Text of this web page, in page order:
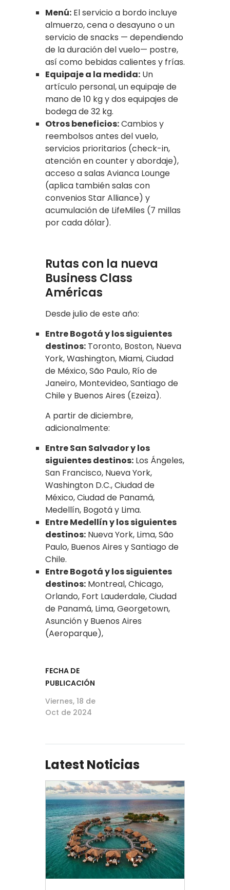
Menú: El servicio a bordo incluye
almuerzo, cena o desayuno o un
servicio de snacks — dependiendo
de la duración del vuelo— postre,
así como bebidas calientes y frías.
Equipaje a la medida: Un
artículo personal, un equipaje de
mano de 10 kg y dos equipajes de
bodega de 32 kg.
Otros beneficios:Cambios y
reembolsos antes del vuelo,
servicios prioritarios (check-in,
atención en counter y abordaje),
acceso a salas Avianca Lounge
(aplica también salas con
convenios Star Alliance) y
acumulación de LifeMiles (7 millas
por cada dólar).
Rutas con la nueva
Business Class
Américas
Desde julio de este año:
Entre Bogotá y los siguientes
destinos: Toronto, Boston, Nueva
York, Washington, Miami, Ciudad
de México, São Paulo, Río de
Janeiro, Montevideo, Santiago de
Chile y Buenos Aires (Ezeiza).
A partir de diciembre,
adicionalmente:
Entre San Salvador y los
siguientes destinos: Los Ángeles,
San Francisco, Nueva York,
Washington D.C., Ciudad de
México, Ciudad de Panamá,
Medellín, Bogotá y Lima.
Entre Medellín y los siguientes
destinos: Nueva York, Lima, São
Paulo, Buenos Aires y Santiago de
Chile.
Entre Bogotá y los siguientes
destinos: Montreal, Chicago,
Orlando, Fort Lauderdale, Ciudad
de Panamá, Lima, Georgetown,
Asunción y Buenos Aires
(Aeroparque),
FECHA DE
PUBLICACIÓN
Viernes, 18 de
Oct de 2024
Latest Noticias